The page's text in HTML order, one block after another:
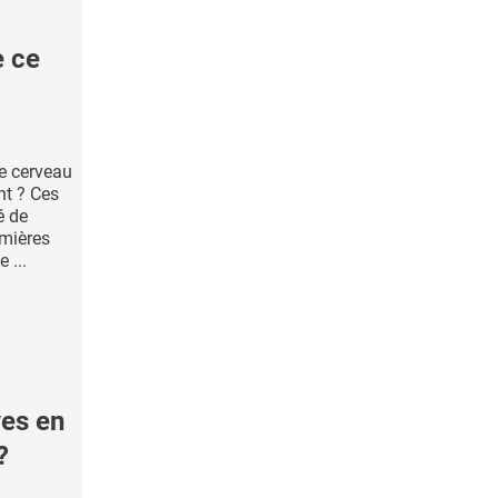
ce
cerveau
? Ces
de
...
en